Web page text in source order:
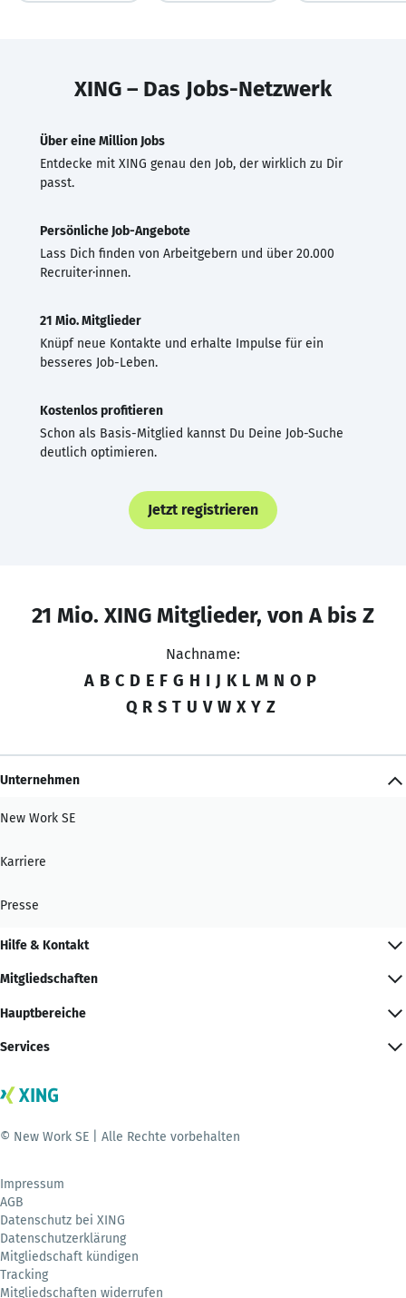
XING – Das Jobs-Netzwerk
Über eine Million Jobs
Entdecke mit XING genau den Job, der wirklich zu Dir
passt.
Persönliche Job-Angebote
Lass Dich finden von Arbeitgebern und über 20.000
Recruiter·innen.
21 Mio. Mitglieder
Knüpf neue Kontakte und erhalte Impulse für ein
besseres Job-Leben.
Kostenlos profitieren
Schon als Basis-Mitglied kannst Du Deine Job-Suche
deutlich optimieren.
Jetzt registrieren
21 Mio. XING Mitglieder, von A bis Z
Nachname:
A B C D E F G H I J K L M N O P
Q R S T U V W X Y Z
Unternehmen
New Work SE
Karriere
Presse
Hilfe & Kontakt
Mitgliedschaften
Hauptbereiche
Services
© New Work SE | Alle Rechte vorbehalten
Impressum
AGB
Datenschutz bei XING
Datenschutzerklärung
Mitgliedschaft kündigen
Tracking
Mitgliedschaften widerrufen